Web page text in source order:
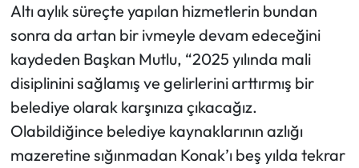
Altı aylık süreçte yapılan hizmetlerin bundan
sonra da artan bir ivmeyle devam edeceğini
kaydeden Başkan Mutlu, “2025 yılında mali
disiplinini sağlamış ve gelirlerini arttırmış bir
belediye olarak karşınıza çıkacağız.
Olabildiğince belediye kaynaklarının azlığı
mazeretine sığınmadan Konak’ı beş yılda tekrar